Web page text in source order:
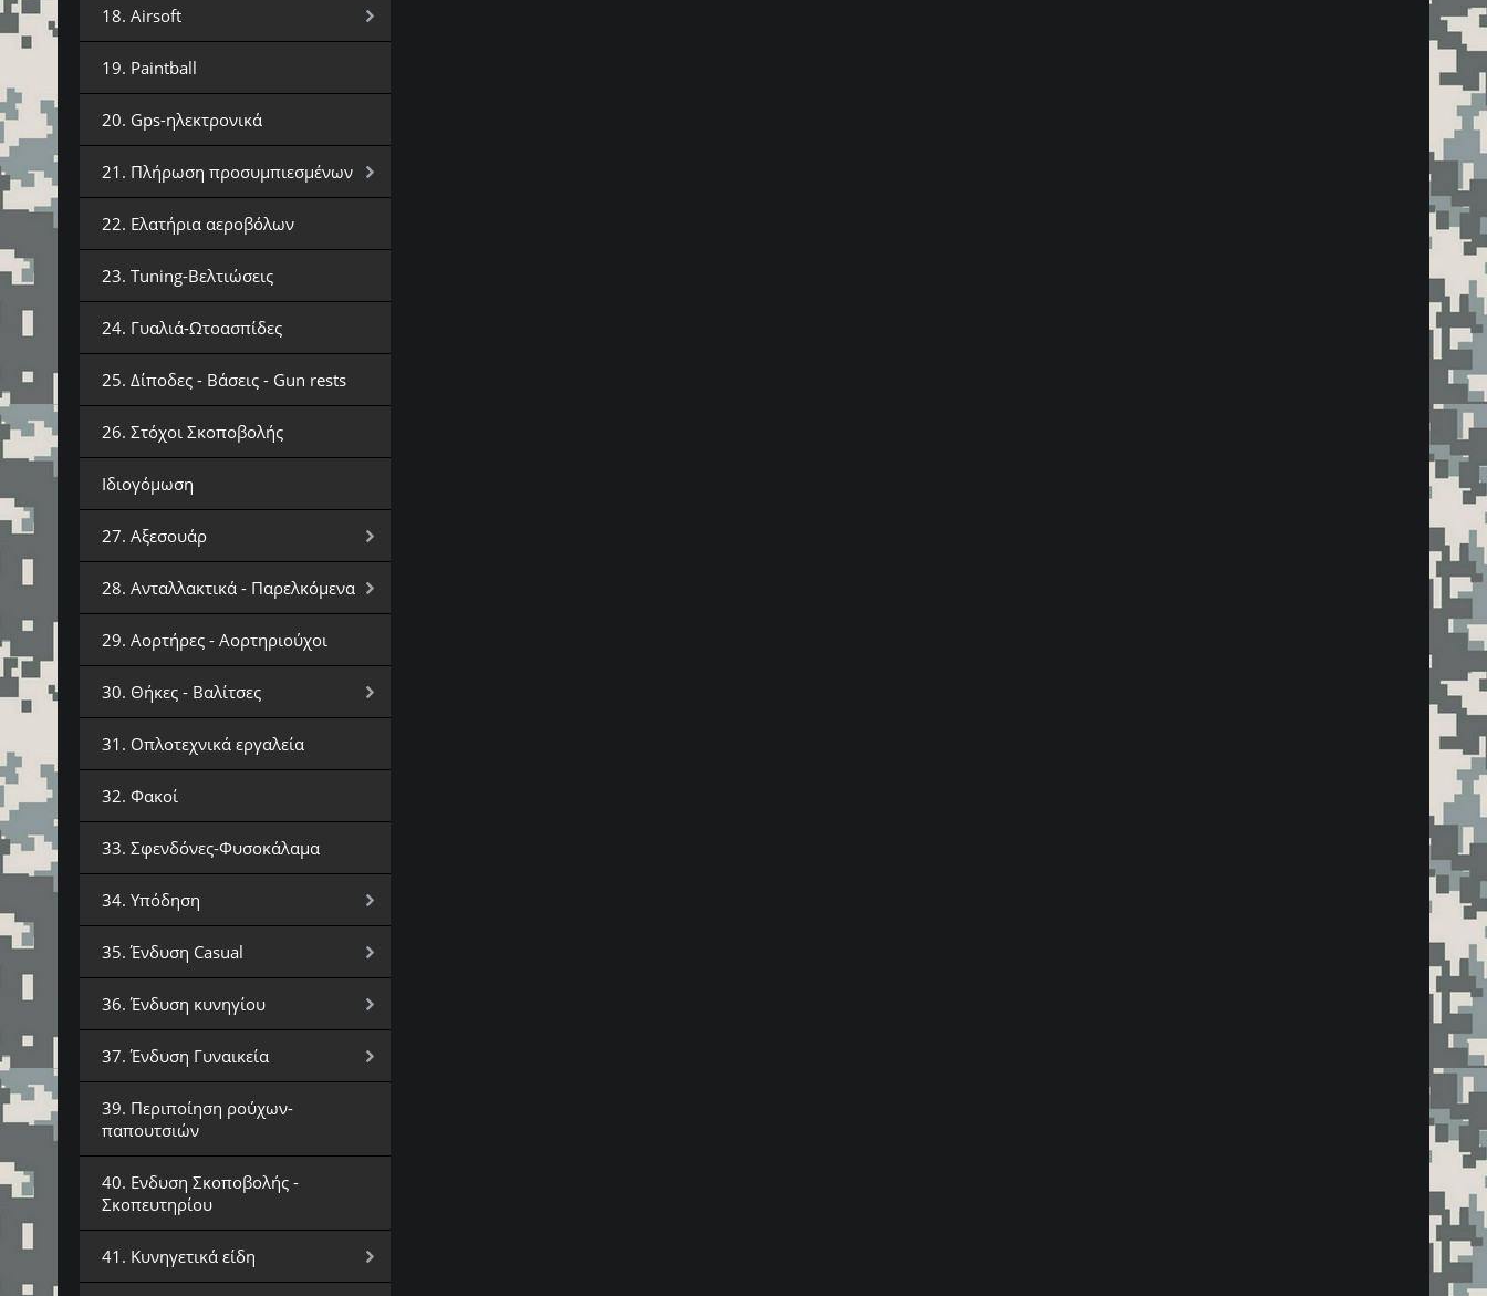
18. Airsoft
19. Paintball
20. Gps-ηλεκτρονικά
21. Πλήρωση προσυμπιεσμένων
22. Ελατήρια αεροβόλων
23. Tuning-Βελτιώσεις
24. Γυαλιά-Ωτοασπίδες
25. Δίποδες - Βάσεις - Gun rests
26. Στόχοι Σκοποβολής
Ιδιογόμωση
27. Αξεσουάρ
28. Ανταλλακτικά - Παρελκόμενα
29. Αορτήρες - Αορτηριούχοι
30. Θήκες - Βαλίτσες
31. Οπλοτεχνικά εργαλεία
32. Φακοί
33. Σφενδόνες-Φυσοκάλαμα
34. Υπόδηση
35. Ένδυση Casual
36. Ένδυση κυνηγίου
37. Ένδυση Γυναικεία
39. Περιποίηση ρούχων-
παπουτσιών
40. Ενδυση Σκοποβολής -
Σκοπευτηρίου
41. Κυνηγετικά είδη